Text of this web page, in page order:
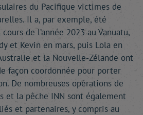
du Pacifique victimes de
Il a, par exemple, été
de l’année 2023 au Vanuatu,
et Kevin en mars, puis Lola en
et la Nouvelle-Zélande ont
façon coordonnée pour porter
De nombreuses opérations de
et la pêche INN sont également
et partenaires, y compris au